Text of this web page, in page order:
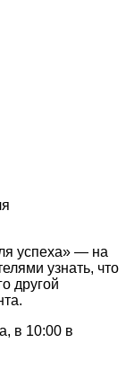
успеха» — на
узнать, что
другой
в 10:00 в